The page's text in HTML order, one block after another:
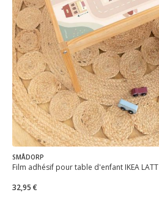
SMÅDORP
Film adhésif pour table d'enfant IKEA LÄTT
32,95 €